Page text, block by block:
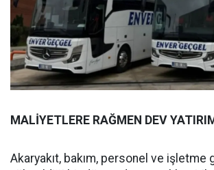
MALİYETLERE RAĞMEN DEV
Akaryakıt, bakım, personel ve işletme